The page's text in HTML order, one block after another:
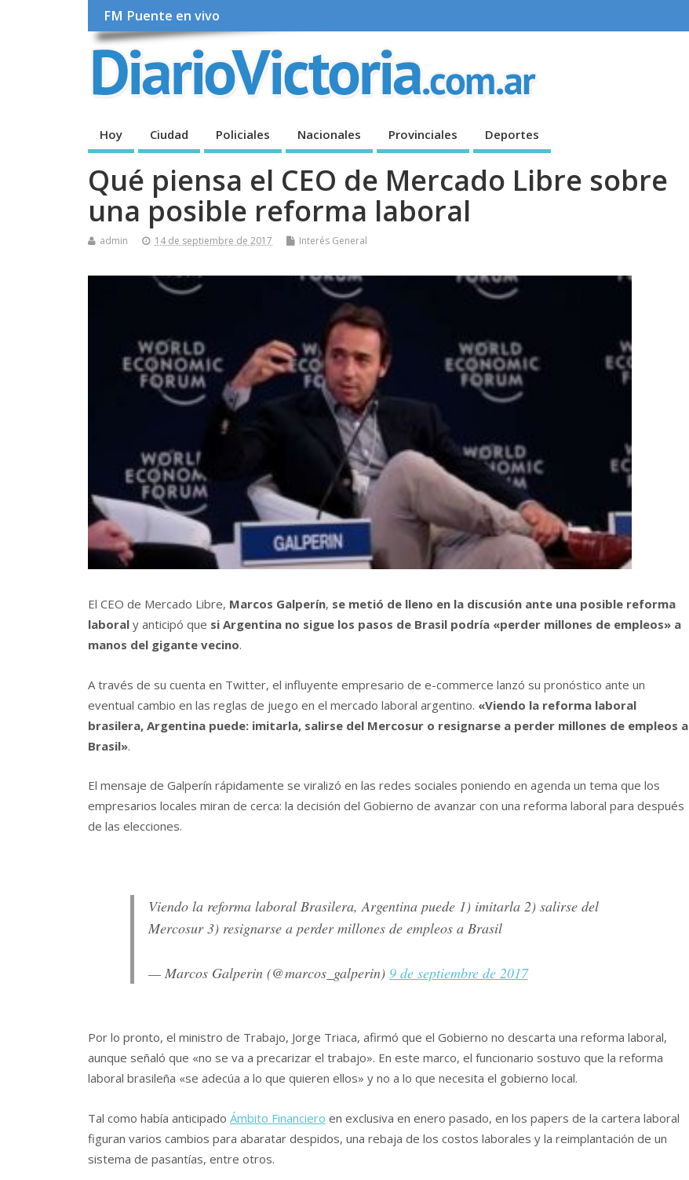
FM Puente en vivo
Hoy Ciudad Policiales Nacionales Provinciales Deportes
Qué piensa el CEO de Mercado Libre sobre
una posible reforma laboral
admin 14 de septiembre de 2017 Interés General
El CEO de Mercado Libre, Marcos Galperín, se metió de lleno en la discusión ante una posible reforma
laboral y anticipó que si Argentina no sigue los pasos de Brasil podría «perder millones de empleos» a
manos del gigante vecino.
A través de su cuenta en Twitter, el influyente empresario de e-commerce lanzó su pronóstico ante un
eventual cambio en las reglas de juego en el mercado laboral argentino. «Viendo la reforma laboral
brasilera, Argentina puede: imitarla, salirse del Mercosur o resignarse a perder millones de empleos a
Brasil».
El mensaje de Galperín rápidamente se viralizó en las redes sociales poniendo en agenda un tema que los
empresarios locales miran de cerca: la decisión del Gobierno de avanzar con una reforma laboral para después
de las elecciones.
Viendo la reforma laboral Brasilera, Argentina puede 1) imitarla 2) salirse del
Mercosur 3) resignarse a perder millones de empleos a Brasil
— Marcos Galperin (@marcos_galperin) 9 de septiembre de 2017
Por lo pronto, el ministro de Trabajo, Jorge Triaca, afirmó que el Gobierno no descarta una reforma laboral,
aunque señaló que «no se va a precarizar el trabajo». En este marco, el funcionario sostuvo que la reforma
laboral brasileña «se adecúa a lo que quieren ellos» y no a lo que necesita el gobierno local.
Tal como había anticipado Ámbito Financiero en exclusiva en enero pasado, en los papers de la cartera laboral
figuran varios cambios para abaratar despidos, una rebaja de los costos laborales y la reimplantación de un
sistema de pasantías, entre otros.